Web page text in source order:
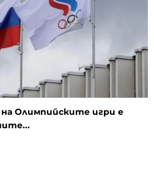
Олимпийските игри е